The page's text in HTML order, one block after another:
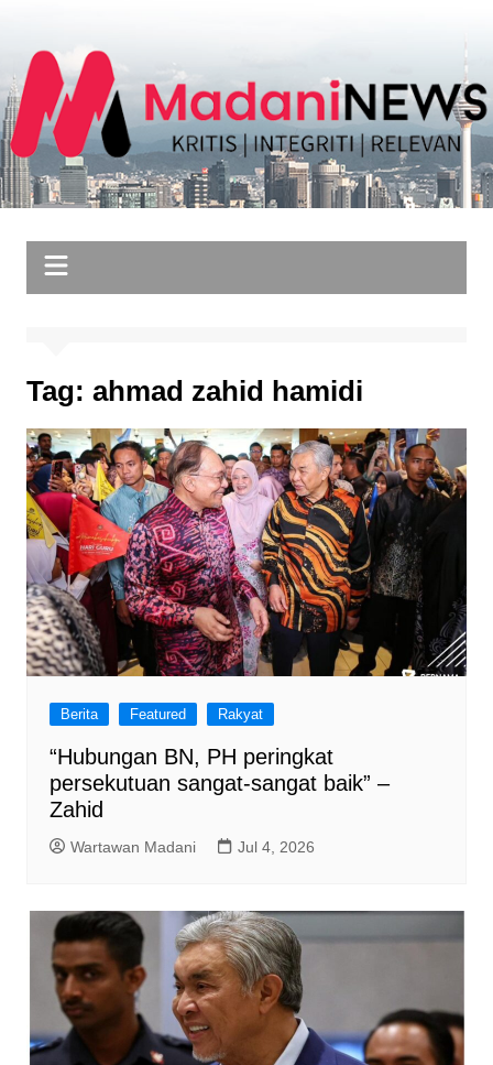
content
Tag: ahmad zahid hamidi
Berita Featured Rakyat
“Hubungan BN, PH peringkat
persekutuan sangat-sangat baik” –
Zahid
Wartawan Madani Jul 4, 2026